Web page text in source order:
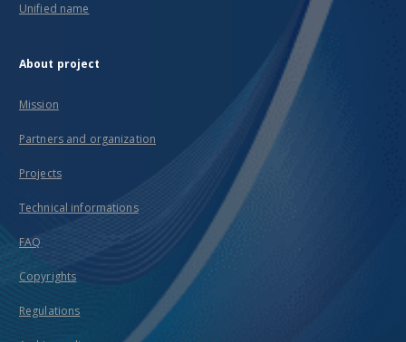
Unified name
About project
Mission
Partners and organization
Projects
Technical informations
FAQ
Copyrights
Regulations